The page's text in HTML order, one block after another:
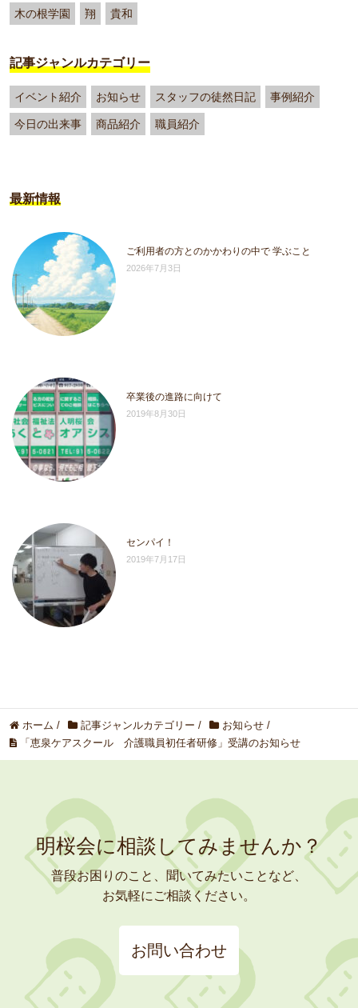
木の根学園 翔 貴和
記事ジャンルカテゴリー
イベント紹介 お知らせ スタッフの徒然日記 事例紹介
今日の出来事 商品紹介 職員紹介
最新情報
ご利用者の方とのかかわりの中で 学ぶこと
2026年7月3日
卒業後の進路に向けて
2019年8月30日
センパイ！
2019年7月17日
ホーム / 記事ジャンルカテゴリー / お知らせ /
「恵泉ケアスクール 介護職員初任者研修」受講のお知らせ
明桜会に相談してみませんか？
普段お困りのこと、聞いてみたいことなど、
お気軽にご相談ください。
お問い合わせ